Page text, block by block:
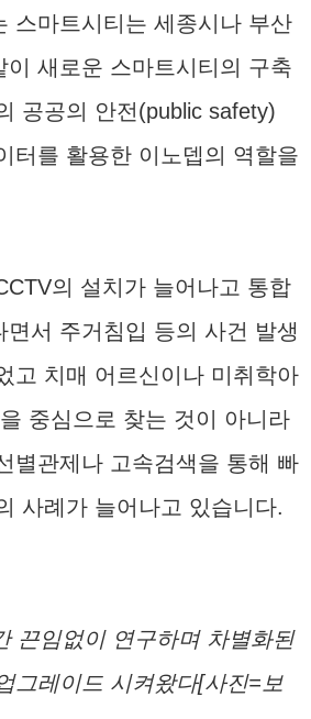
스마트시티는 세종시나 부산
이 새로운 스마트시티의 구축
공공의 안전(public safety)
터를 활용한 이노뎁의 역할을
의 설치가 늘어나고 통합
면서 주거침입 등의 사건 발생
고 치매 어르신이나 미취학아
중심으로 찾는 것이 아니라
별관제나 고속검색을 통해 빠
사례가 늘어나고 있습니다.
끈임없이 연구하며 차별화된
그레이드 시켜왔다[사진=보